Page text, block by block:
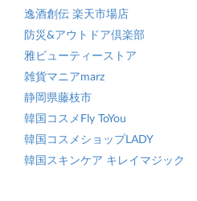
逸酒創伝 楽天市場店
防災&アウトドア倶楽部
雅ビューティーストア
雑貨マニアmarz
静岡県藤枝市
韓国コスメFly ToYou
韓国コスメショップLADY
韓国スキンケア キレイマジック